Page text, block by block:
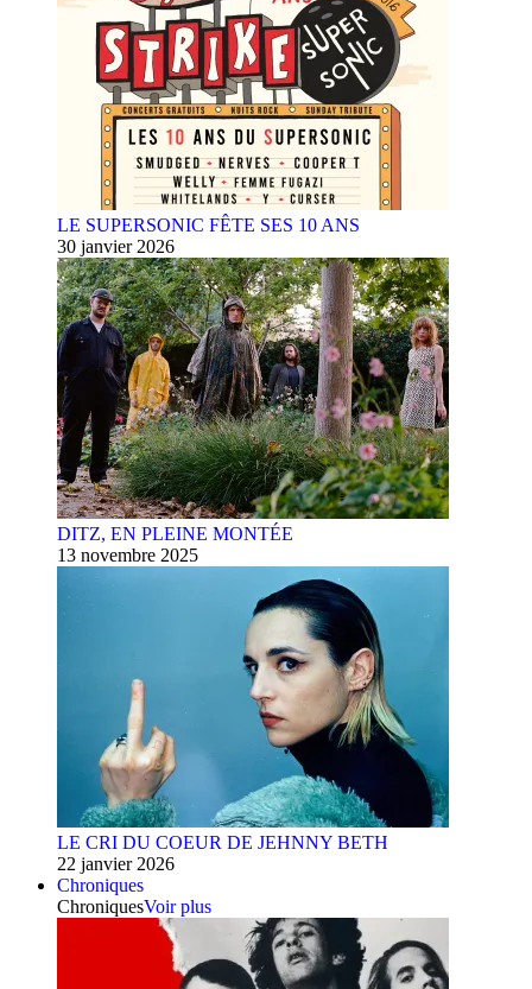
LE SUPERSONIC FÊTE SES 10 ANS
30 janvier 2026
DITZ, EN PLEINE MONTÉE
13 novembre 2025
LE CRI DU COEUR DE JEHNNY BETH
22 janvier 2026
Chroniques
ChroniquesVoir plus